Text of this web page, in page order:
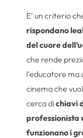
E’ un criterio
rispondano
del cuore
che rende
l’educatore
cinema che
cerca dichiavi
professionista
funzionano i